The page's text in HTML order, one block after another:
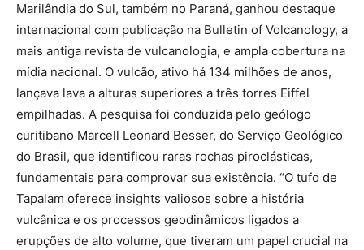
Marilândia do Sul, também no Paraná, ganhou destaque
internacional com publicação na Bulletin of Volcanology, a
mais antiga revista de vulcanologia, e ampla cobertura na
mídia nacional. O vulcão, ativo há 134 milhões de anos,
lançava lava a alturas superiores a três torres Eiffel
empilhadas. A pesquisa foi conduzida pelo geólogo
curitibano Marcell Leonard Besser, do Serviço Geológico
do Brasil, que identificou raras rochas piroclásticas,
fundamentais para comprovar sua existência. “O tufo de
Tapalam oferece insights valiosos sobre a história
vulcânica e os processos geodinâmicos ligados a
erupções de alto volume, que tiveram um papel crucial na